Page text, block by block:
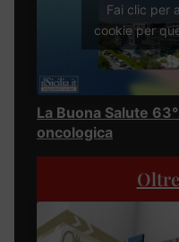
Fai clic per
cookie per
La Buona Salute
oncologica